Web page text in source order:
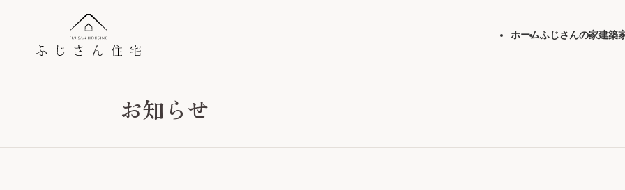
ホームふじさんの家建築
お知らせ